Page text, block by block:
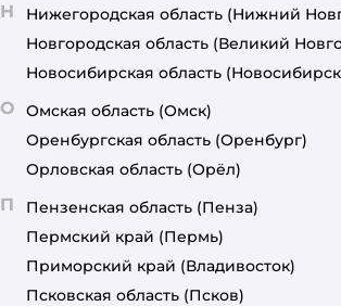
Н Нижегородская область (Нижний
Новгородская область (Великий
Новосибирская область
О Омская область (Омск)
Оренбургская область (Оренбург)
Орловская область (Орёл)
П Пензенская область (Пенза)
Пермский край (Пермь)
Приморский край (Владивосток)
Псковская область (Псков)